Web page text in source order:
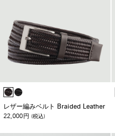
レザー編みベルト Braided Leather
22,000 円 (税込)